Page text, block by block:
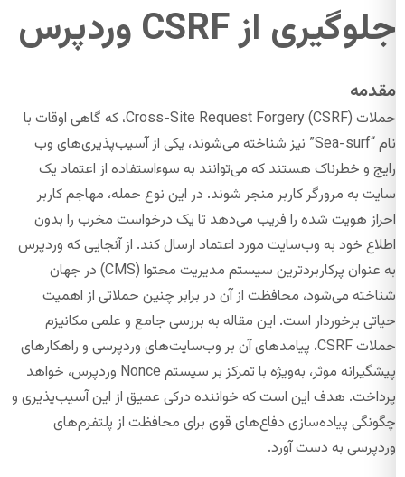
جلوگیری از CSRF وردپرس
مقدمه
حملات Cross-Site Request Forgery (CSRF)، که گاهی اوقات با
نام “Sea-surf” نیز شناخته می‌شوند، یکی از آسیب‌پذیری‌های وب
رایج و خطرناک هستند که می‌توانند به سوءاستفاده از اعتماد یک
سایت به مرورگر کاربر منجر شوند. در این نوع حمله، مهاجم کاربر
احراز هویت شده را فریب می‌دهد تا یک درخواست مخرب را بدون
اطلاع خود به وب‌سایت مورد اعتماد ارسال کند. از آنجایی که وردپرس
به عنوان پرکاربردترین سیستم مدیریت محتوا (CMS) در جهان
شناخته می‌شود، محافظت از آن در برابر چنین حملاتی از اهمیت
حیاتی برخوردار است. این مقاله به بررسی جامع و علمی مکانیزم
حملات CSRF، پیامدهای آن بر وب‌سایت‌های وردپرسی و راهکارهای
پیشگیرانه موثر، به‌ویژه با تمرکز بر سیستم Nonce وردپرس، خواهد
پرداخت. هدف این است که خواننده درکی عمیق از این آسیب‌پذیری و
چگونگی پیاده‌سازی دفاع‌های قوی برای محافظت از پلتفرم‌های
وردپرسی به دست آورد.